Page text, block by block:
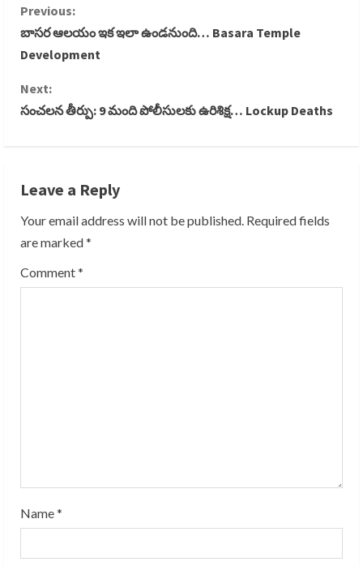
C
o
n
t
n
u
e
R
g
Previous:
బాసర ఆలయం ఇక ఇలా ఉండనుంది… Basara Temple
Development
Next:
సంచలన తీర్పు: 9 మంది పోలీసులకు ఉరిశిక్ష… Lockup Deaths
Leave a Reply
Your email address will not be published. Required fields
are marked*
Comment*
Name*